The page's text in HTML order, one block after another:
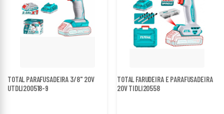
TOTAL PARAFUSADEIRA 3/8" 20V
UTDLI200518-9
TOTAL FARUDEIRA E PARAFUSADEIRA
20V TIDLI20558